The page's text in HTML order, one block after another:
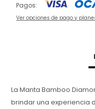
Pagos:
Ver opciones de pago y
La Manta Bamboo
brindar una experiencia